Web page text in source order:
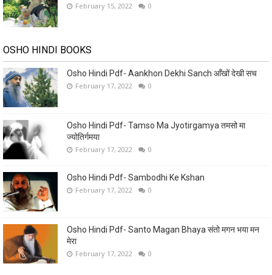
February 15, 2022 0
OSHO HINDI BOOKS
Osho Hindi Pdf- Aankhon Dekhi Sanch आँखों देखी सच
February 17, 2022 0
Osho Hindi Pdf- Tamso Ma Jyotirgamya तमसो मा
ज्योतिर्गमया
February 17, 2022 0
Osho Hindi Pdf- Sambodhi Ke Kshan
February 17, 2022 0
Osho Hindi Pdf- Santo Magan Bhaya संतो मगन भया मन
मेरा
February 17, 2022 0